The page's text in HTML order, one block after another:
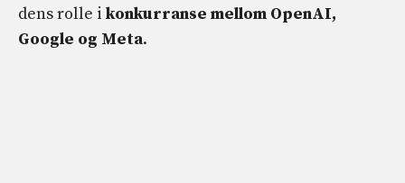
dens rolle i konkurranse mellom OpenAI,
Google og Meta.